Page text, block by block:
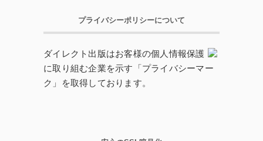
プライバシーポリシーについて
ダイレクト出版はお客様の個人情報保護
に取り組む企業を示す「プライバシーマー
ク」を取得しております。